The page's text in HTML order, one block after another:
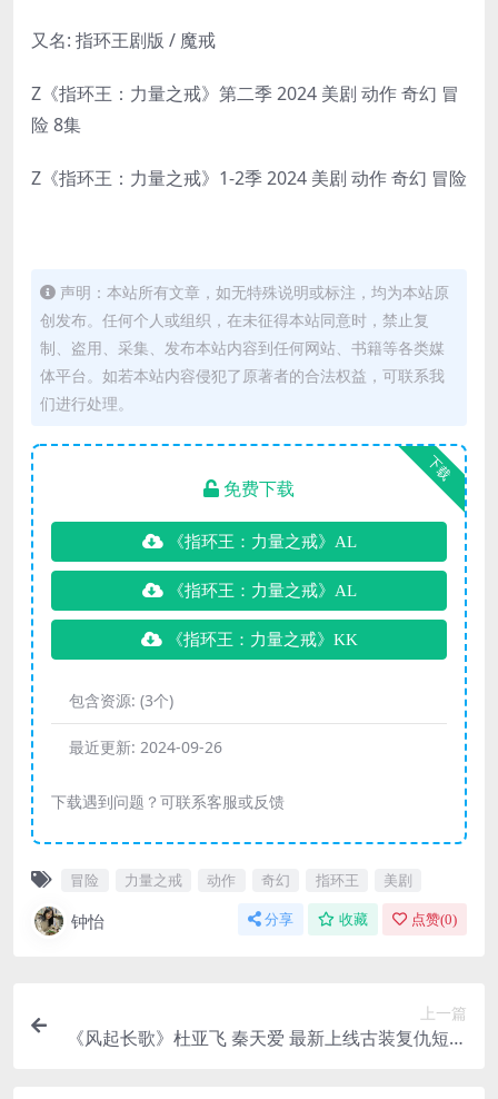
又名: 指环王剧版 / 魔戒
Z《指环王：力量之戒》第二季 2024 美剧 动作 奇幻 冒
险 8集
Z《指环王：力量之戒》1-2季 2024 美剧 动作 奇幻 冒险
声明：本站所有文章，如无特殊说明或标注，均为本站原
创发布。任何个人或组织，在未征得本站同意时，禁止复
制、盗用、采集、发布本站内容到任何网站、书籍等各类媒
体平台。如若本站内容侵犯了原著者的合法权益，可联系我
们进行处理。
下载
免费下载
《指环王：力量之戒》AL
《指环王：力量之戒》AL
《指环王：力量之戒》KK
包含资源: (3个)
最近更新: 2024-09-26
下载遇到问题？可联系客服或反馈
冒险 力量之戒 动作 奇幻 指环王 美剧
钟怡 分享 收藏 点赞(0)
上一篇
《风起长歌》杜亚飞 秦天爱 最新上线古装复仇短剧